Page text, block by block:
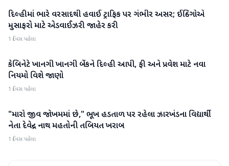
રાષ્ટ્રીય
દિલ્હીમાં ભારે વરસાદથી હવાઈ ટ્રાફિક પર ગંભીર અસર; ઈન્ડિગોએ
મુસાફરો માટે એડવાઈઝરી જાહેર કરી
1 દિવસ પહેલા
રાષ્ટ્રીય
કેબિનેટે ખાનગી ખાનગી બેંકને દિલ્હી આપી, ફી અને પ્રવેશ માટે નવા
નિયમો વિશે જાણો
1 દિવસ પહેલા
રાષ્ટ્રીય
"મારો જીવ જોખમમાં છે," ભૂખ હડતાળ પર રહેલા ઝારખંડના વિદ્યાર્થી
નેતા દેવેન્દ્ર નાથ મહતોની તબિયત ખરાબ
1 દિવસ પહેલા